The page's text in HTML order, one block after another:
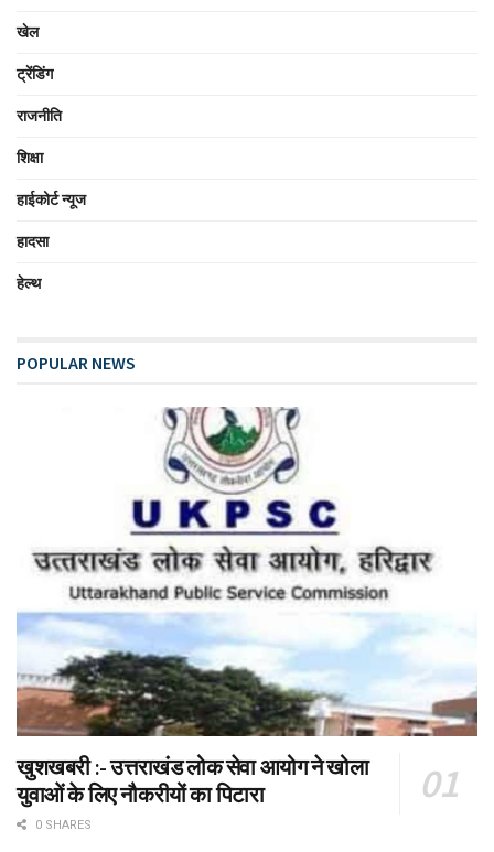
खेल
ट्रेंडिंग
राजनीति
शिक्षा
हाईकोर्ट न्यूज
हादसा
हेल्थ
POPULAR NEWS
खुशखबरी :- उत्तराखंड लोक सेवा आयोग ने खोला
युवाओं के लिए नौकरीयों का पिटारा
0 SHARES